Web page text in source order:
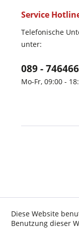
Service
Telefonische
unter:
089 -
Mo-Fr, 09:00 -
Diese Website
Benutzung dieser